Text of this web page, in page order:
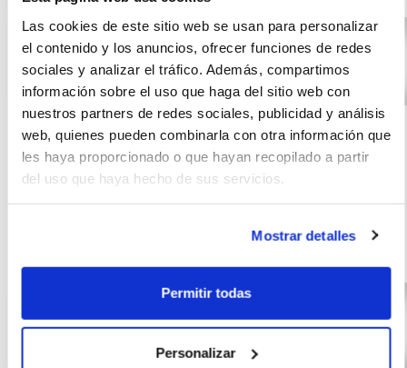
Las cookies de este sitio web se usan para personalizar
el contenido y los anuncios, ofrecer funciones de redes
sociales y analizar el tráfico. Además, compartimos
información sobre el uso que haga del sitio web con
nuestros partners de redes sociales, publicidad y análisis
web, quienes pueden combinarla con otra información que
les haya proporcionado o que hayan recopilado a partir
del uso que haya hecho de sus servicios.
Mostrar detalles
Permitir todas
Personalizar
AUDI Q3 SPORTBACK
Advanced 35 TDI
110kW (150CV) S
tronic
494
€/mes
(IVA
incluido)
10000
24
meses
CV
(IVA